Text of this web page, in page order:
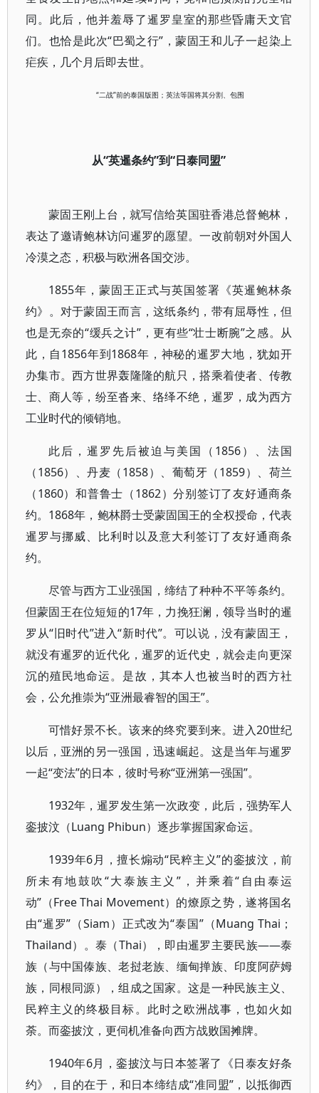
同。此后，他并羞辱了暹罗皇室的那些昏庸天文官
们。也恰是此次“巴蜀之行”，蒙固王和儿子一起染上
疟疾，几个月后即去世。
“二战”前的泰国版图；英法等国将其分割、包围
从“英暹条约”到“日泰同盟”
蒙固王刚上台，就写信给英国驻香港总督鲍林，
表达了邀请鲍林访问暹罗的愿望。一改前朝对外国人
冷漠之态，积极与欧洲各国交涉。
1855年，蒙固王正式与英国签署《英暹鲍林条
约》。对于蒙固王而言，这纸条约，带有屈辱性，但
也是无奈的“缓兵之计”，更有些“壮士断腕”之感。从
此，自1856年到1868年，神秘的暹罗大地，犹如开
办集市。西方世界轰隆隆的航只，搭乘着使者、传教
士、商人等，纷至沓来、络绎不绝，暹罗，成为西方
工业时代的倾销地。
此后，暹罗先后被迫与美国（1856）、法国
（1856）、丹麦（1858）、葡萄牙（1859）、荷兰
（1860）和普鲁士（1862）分别签订了友好通商条
约。1868年，鲍林爵士受蒙固国王的全权授命，代表
暹罗与挪威、比利时以及意大利签订了友好通商条
约。
尽管与西方工业强国，缔结了种种不平等条约。
但蒙固王在位短短的17年，力挽狂澜，领导当时的暹
罗从“旧时代”进入“新时代”。可以说，没有蒙固王，
就没有暹罗的近代化，暹罗的近代史，就会走向更深
沉的殖民地命运。是故，其本人也被当时的西方社
会，公允推崇为“亚洲最睿智的国王”。
可惜好景不长。该来的终究要到来。进入20世纪
以后，亚洲的另一强国，迅速崛起。这是当年与暹罗
一起“变法”的日本，彼时号称“亚洲第一强国”。
1932年，暹罗发生第一次政变，此后，强势军人
銮披汶（Luang Phibun）逐步掌握国家命运。
1939年6月，擅长煽动“民粹主义”的銮披汶，前
所未有地鼓吹“大泰族主义”，并乘着“自由泰运
动”（Free Thai Movement）的燎原之势，遂将国名
由“暹罗”（Siam）正式改为“泰国”（Muang Thai；
Thailand）。泰（Thai），即由暹罗主要民族——泰
族（与中国傣族、老挝老族、缅甸掸族、印度阿萨姆
族，同根同源），组成之国家。这是一种民族主义、
民粹主义的终极目标。此时之欧洲战事，也如火如
荼。而銮披汶，更伺机准备向西方战败国摊牌。
1940年6月，銮披汶与日本签署了《日泰友好条
约》，目的在于，和日本缔结成“准同盟”，以抵御西